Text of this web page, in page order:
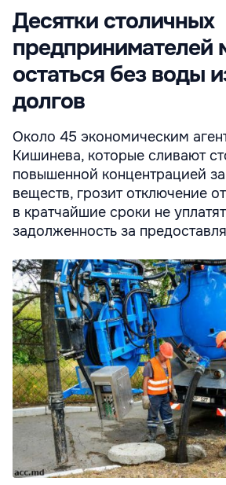
Десятки столичных
предпринимателей
остаться без воды
долгов
Около 45 экономическим
Кишинева, которые сливают
повышенной концентрацией
веществ, грозит отключение
в кратчайшие сроки не
задолженность за